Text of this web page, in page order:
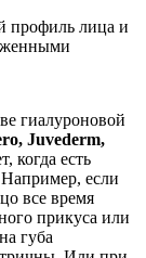
профиль лица и
гиалуроновой
Juvederm,
когда есть
если
все время
прикуса или
губа